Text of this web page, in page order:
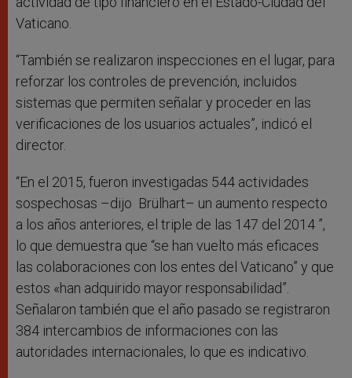
Vaticano.
“También se realizaron inspecciones en el lugar, para
reforzar los controles de prevención, incluidos
sistemas que permiten señalar y proceder en las
verificaciones de los usuarios actuales”, indicó el
director.
“En el 2015, fueron investigadas 544 actividades
sospechosas –dijo Brülhart– un aumento respecto
a los años anteriores, el triple de las 147 del 2014 ”,
lo que demuestra que “se han vuelto más eficaces
las colaboraciones con los entes del Vaticano” y que
estos «han adquirido mayor responsabilidad”.
Señalaron también que el año pasado se registraron
384 intercambios de informaciones con las
autoridades internacionales, lo que es indicativo.